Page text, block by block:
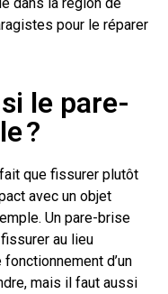
pour le réparer
le pare-
?
que fissurer plutôt
avec un objet
Un pare-brise
au lieu
d’un
mais il faut aussi